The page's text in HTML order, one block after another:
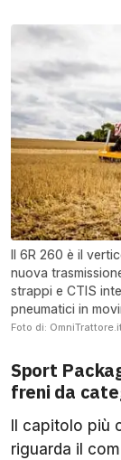
Il 6R 260 è il
nuova
strappi e CTIS
pneumatici in
Foto di: OmniTrattore.it
Sport
freni da
Il capitolo più
riguarda il